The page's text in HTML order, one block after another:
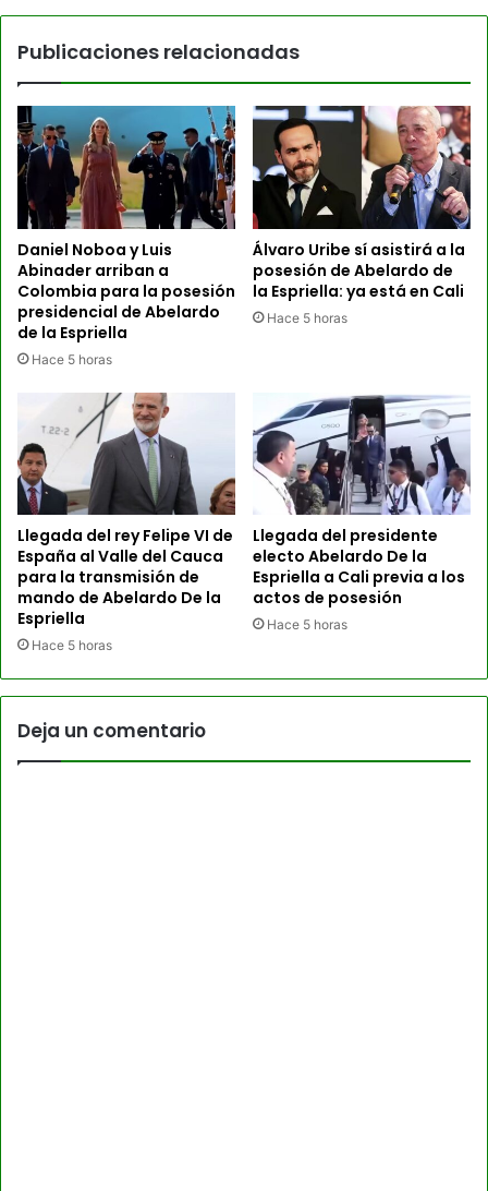
Publicaciones relacionadas
Daniel Noboa y Luis
Abinader arriban a
Colombia para la posesión
presidencial de Abelardo
de la Espriella
Hace 5 horas
Álvaro Uribe sí asistirá a la
posesión de Abelardo de
la Espriella: ya está en Cali
Hace 5 horas
Llegada del rey Felipe VI de
España al Valle del Cauca
para la transmisión de
mando de Abelardo De la
Espriella
Hace 5 horas
Llegada del presidente
electo Abelardo De la
Espriella a Cali previa a los
actos de posesión
Hace 5 horas
Deja un comentario